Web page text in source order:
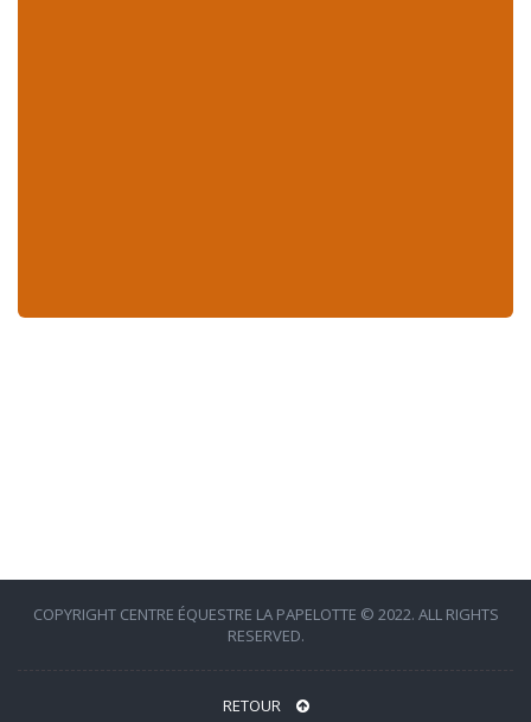
COPYRIGHT CENTRE ÉQUESTRE LA PAPELOTTE © 2022. ALL RIGHTS
RESERVED.
RETOUR